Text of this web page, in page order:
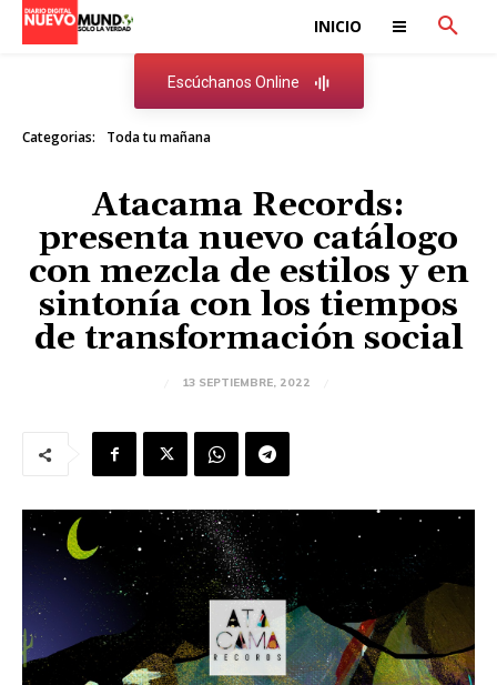
INICIO
Escúchanos Online
Categorias: Toda tu mañana
Atacama Records:
presenta nuevo catálogo
con mezcla de estilos y en
sintonía con los tiempos
de transformación social
13 SEPTIEMBRE, 2022